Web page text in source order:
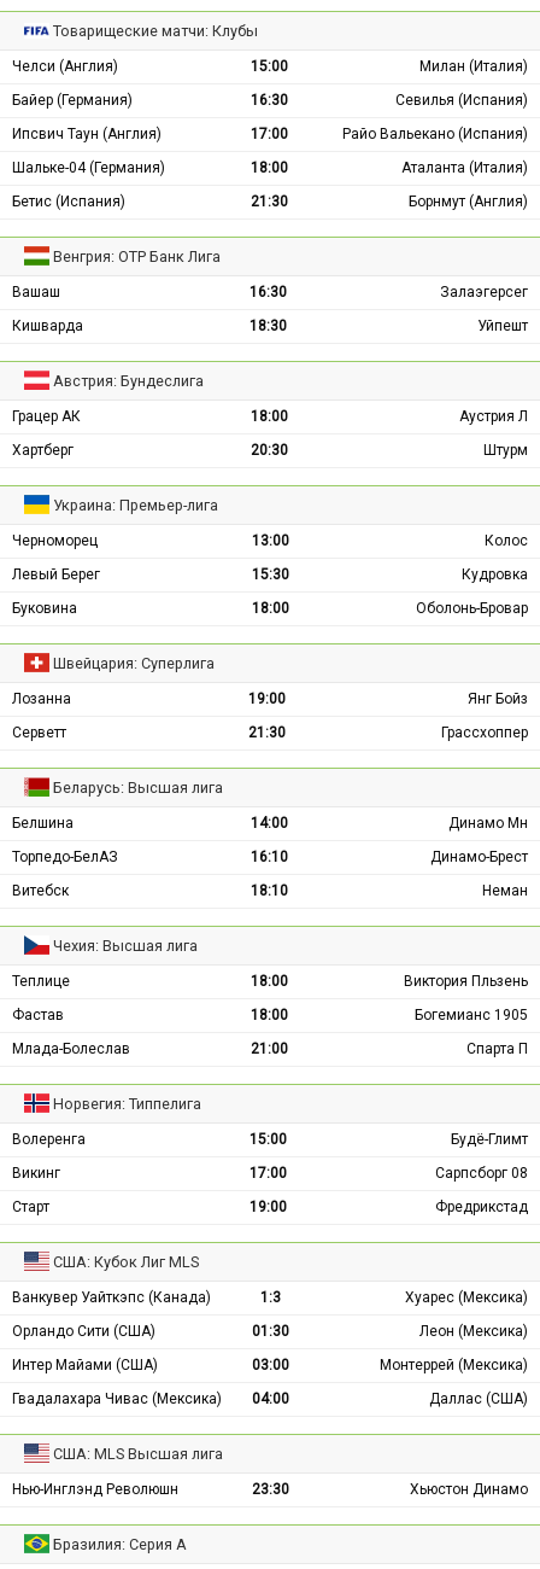
Товарищеские матчи: Клубы
Челси (Англия) 15:00
Милан (Италия)
Байер (Германия)
16:30
Севилья (Испания)
Ипсвич Таун (Англия)
17:00
Райо Вальекано (Испания)
Шальке-04 (Германия)
18:00
Аталанта (Италия)
Бетис (Испания)
21:30 Борнмут (Англия)
Венгрия: ОТР Банк Лига
Вашаш 16:30
Залаэгерсег
Кишварда
18:30 Уйпешт
Австрия: Бундеслига
Грацер АК 18:00
Аустрия Л
Хартберг
20:30 Штурм
Украина: Премьер-лига
Черноморец 13:00
Колос
Левый Берег
15:30
Кудровка
Буковина
18:00 Оболонь-Бровар
Швейцария: Суперлига
Лозанна 19:00
Янг Бойз
Серветт
21:30 Грассхоппер
Беларусь: Высшая лига
Белшина 14:00
Динамо Мн
Торпедо-БелАЗ
16:10
Динамо-Брест
Витебск
18:10 Неман
Чехия: Высшая лига
Теплице 18:00
Виктория Пльзень
Фастав
18:00
Богемианс 1905
Млада-Болеслав
21:00 Спарта П
Норвегия: Типпелига
Волеренга 15:00
Будё-Глимт
Викинг
17:00
Сарпсборг 08
Старт
19:00 Фредрикстад
США: Кубок Лиг MLS
Ванкувер Уайткэпс (Канада) 1:3
Хуарес (Мексика)
Орландо Сити (США)
01:30
Леон (Мексика)
Интер Майами (США)
03:00
Монтеррей (Мексика)
Гвадалахара Чивас (Мексика)
04:00 Даллас (США)
США: MLS Высшая лига
Нью-Инглэнд Революшн 23:30 Хьюстон Динамо
Бразилия: Серия А